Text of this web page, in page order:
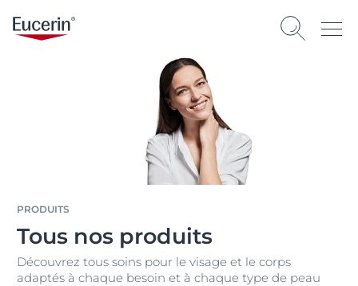
PRODUITS
Tous nos produits
Découvrez tous soins pour le visage et le corps
adaptés à chaque besoin et à chaque type de peau